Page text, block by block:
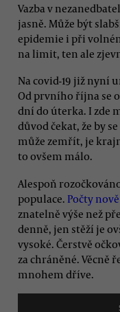
Vazba v
jasně. Může být
epidemie i při
na limit, ten ale
Na covid-19 již nyní
Od prvního října se
dní do úterka. I zde
důvod čekat, že by
může zemřít, je
to ovšem málo.
Alespoň
populace. Počty
znatelně výše než
denně, jen stěží je
vysoké. Čerstvě
za chráněné. Věcně
mnohem dříve.